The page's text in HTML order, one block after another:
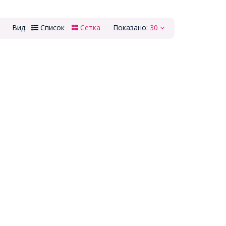
Показано: 30
Вид: Список Сетка